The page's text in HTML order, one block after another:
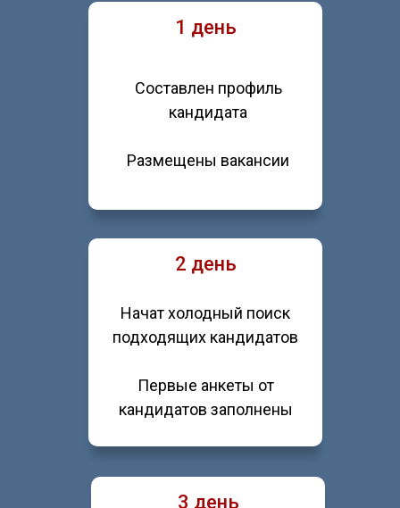
1 день
Составлен профиль
кандидата
Размещены вакансии
2 день
Начат холодный поиск
подходящих кандидатов
Первые анкеты от
кандидатов заполнены
3 день